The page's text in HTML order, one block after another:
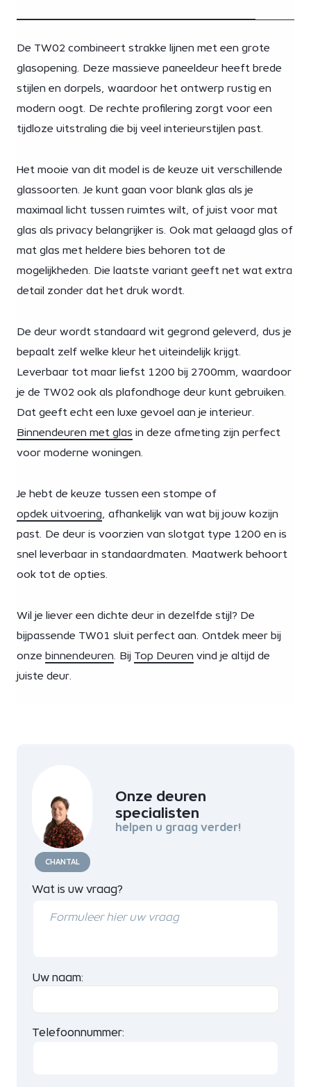
De TW02 combineert strakke lijnen met een grote
glasopening. Deze massieve paneeldeur heeft brede
stijlen en dorpels, waardoor het ontwerp rustig en
modern oogt. De rechte profilering zorgt voor een
tijdloze uitstraling die bij veel interieurstijlen past.
Het mooie van dit model is de keuze uit verschillende
glassoorten. Je kunt gaan voor blank glas als je
maximaal licht tussen ruimtes wilt, of juist voor mat
glas als privacy belangrijker is. Ook mat gelaagd glas of
mat glas met heldere bies behoren tot de
mogelijkheden. Die laatste variant geeft net wat extra
detail zonder dat het druk wordt.
De deur wordt standaard wit gegrond geleverd, dus je
bepaalt zelf welke kleur het uiteindelijk krijgt.
Leverbaar tot maar liefst 1200 bij 2700mm, waardoor
je de TW02 ook als plafondhoge deur kunt gebruiken.
Dat geeft echt een luxe gevoel aan je interieur.
Binnendeuren met glas in deze afmeting zijn perfect
voor moderne woningen.
Je hebt de keuze tussen een stompe of
opdek uitvoering , afhankelijk van wat bij jouw kozijn
past. De deur is voorzien van slotgat type 1200 en is
snel leverbaar in standaardmaten. Maatwerk behoort
ook tot de opties.
Wil je liever een dichte deur in dezelfde stijl? De
bijpassende TW01 sluit perfect aan. Ontdek meer bij
onze binnendeuren . Bij Top Deuren vind je altijd de
juiste deur.
CHANTAL
Onze deuren
specialisten
helpen u graag verder!
Wat is uw vraag?
Uw naam:
Telefoonnummer: